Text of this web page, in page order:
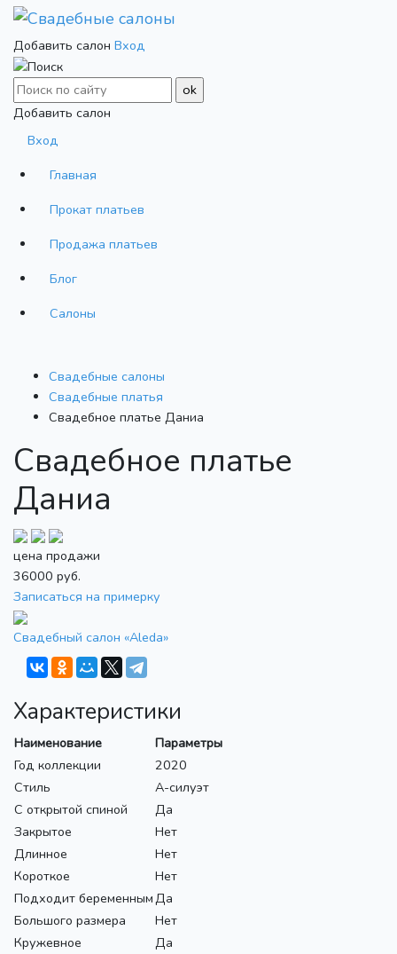
Добавить салон Вход
Добавить салон
Вход
Главная
Прокат платьев
Продажа платьев
Блог
Салоны
Свадебные салоны
Cвадебные платья
Свадебное платье Даниа
Свадебное платье
Даниа
цена продажи
36000 руб.
Записаться на примерку
Свадебный салон «Aleda»
Характеристики
Наименование
Параметры
Год коллекции
2020
Стиль
А-силуэт
С открытой спиной
Да
Закрытое
Нет
Длинное
Нет
Короткое
Нет
Подходит беременнымДа
Большого размера
Нет
Кружевное
Да